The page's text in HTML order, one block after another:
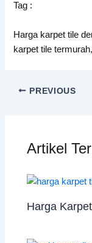
Tag :
Harga karpet tile
karpet tile termurah,
PREVIOUS
Artikel
Harga